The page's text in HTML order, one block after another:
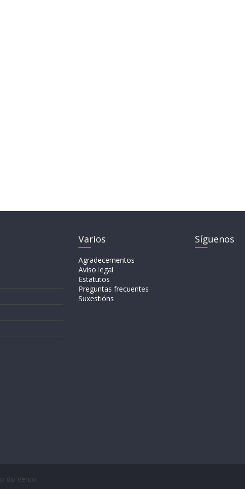
Varios
Agradecementos
Aviso legal
Estatutos
Preguntas frecuentes
Suxestións
Síguenos